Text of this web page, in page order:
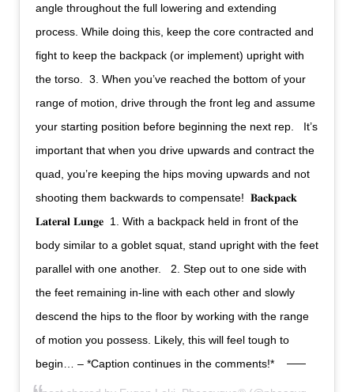
angle throughout the full lowering and extending
process. While doing this, keep the core contracted and
fight to keep the backpack (or implement) upright with
the torso.⁣ ⁣ 3. When you’ve reached the bottom of your
range of motion, drive through the front leg and assume
your starting position before beginning the next rep. ⁣ ⁣ It’s
important that when you drive upwards and contract the
quad, you’re keeping the hips moving upwards and not
shooting them backwards to compensate!⁣ ⁣ 𝐁𝐚𝐜𝐤𝐩𝐚𝐜𝐤
𝐋𝐚𝐭𝐞𝐫𝐚𝐥 𝐋𝐮𝐧𝐠𝐞⁣ ⁣ 1. With a backpack held in front of the
body similar to a goblet squat, stand upright with the feet
parallel with one another. ⁣ ⁣ 2. Step out to one side with
the feet remaining in-line with each other and slowly
descend the hips to the floor by working with the range
of motion you possess. Likely, this will feel tough to
begin… – *Caption continues in the comments!*